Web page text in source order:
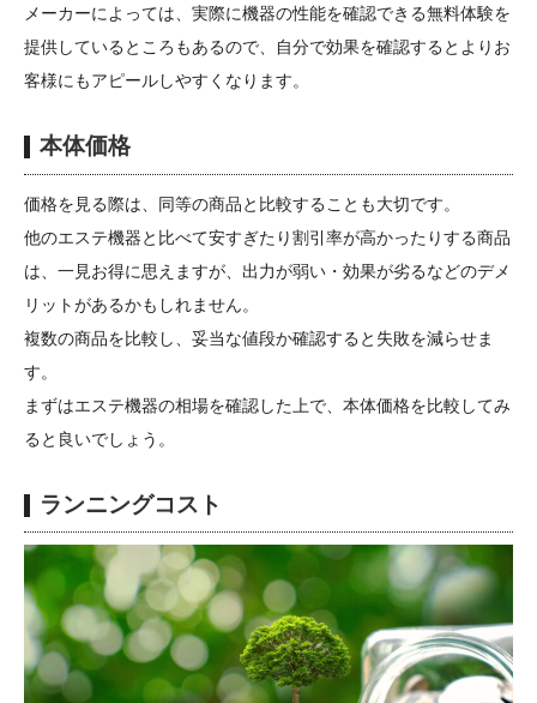
メーカーによっては、実際に機器の性能を確認できる無料体験を
提供しているところもあるので、自分で効果を確認するとよりお
客様にもアピールしやすくなります。
本体価格
価格を見る際は、同等の商品と比較することも大切です。
他のエステ機器と比べて安すぎたり割引率が高かったりする商品
は、一見お得に思えますが、出力が弱い・効果が劣るなどのデメ
リットがあるかもしれません。
複数の商品を比較し、妥当な値段か確認すると失敗を減らせま
す。
まずはエステ機器の相場を確認した上で、本体価格を比較してみ
ると良いでしょう。
ランニングコスト